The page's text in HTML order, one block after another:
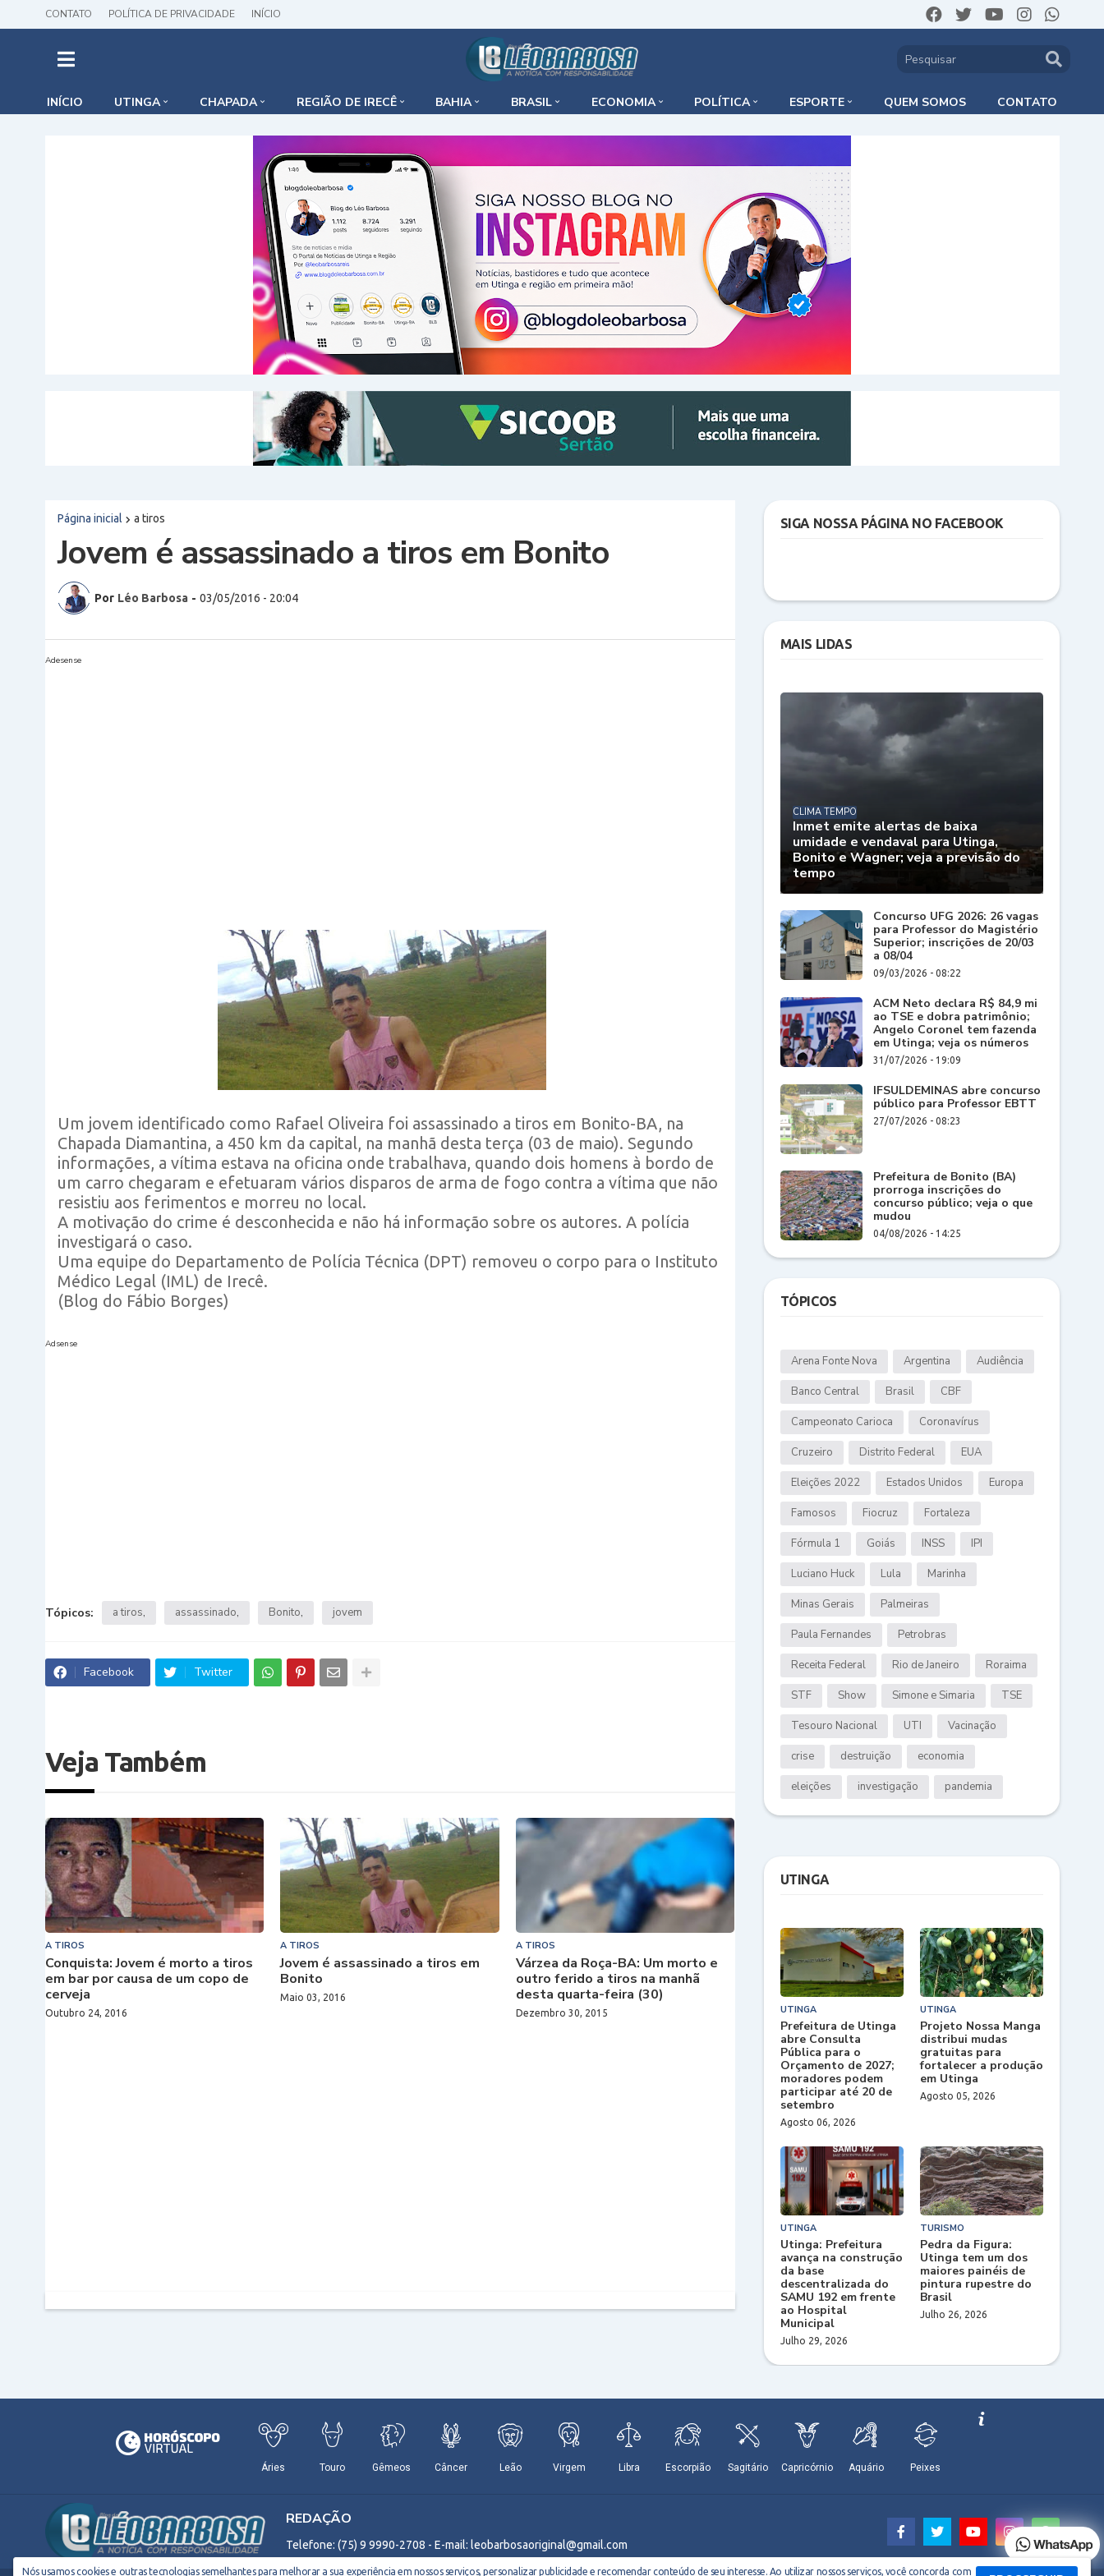
CONTATO POLÍTICA DE PRIVACIDADE INÍCIO
INÍCIO UTINGA CHAPADA REGIÃO DE IRECÊ BAHIA BRASIL ECONOMIA POLÍTICA ESPORTE QUEM SOMOS CONTATO
Página inicial a tiros
Jovem é assassinado a tiros em Bonito
Por Léo Barbosa - 03/05/2016 - 20:04
Adesense
Um jovem identificado como Rafael Oliveira foi assassinado a tiros em Bonito-BA, na
Chapada Diamantina, a 450 km da capital, na manhã desta terça (03 de maio). Segundo
informações, a vítima estava na oficina onde trabalhava, quando dois homens à bordo de
um carro chegaram e efetuaram vários disparos de arma de fogo contra a vítima que não
resistiu aos ferimentos e morreu no local.
A motivação do crime é desconhecida e não há informação sobre os autores. A polícia
investigará o caso.
Uma equipe do Departamento de Polícia Técnica (DPT) removeu o corpo para o Instituto
Médico Legal (IML) de Irecê.
(Blog do Fábio Borges)
Adsense
Tópicos: a tiros assassinado Bonito jovem
Facebook Twitter
Veja Também
A TIROS
Conquista: Jovem é morto a tiros
em bar por causa de um copo de
cerveja
Outubro 24, 2016
A TIROS
Jovem é assassinado a tiros em
Bonito
Maio 03, 2016
A TIROS
Várzea da Roça-BA: Um morto e
outro ferido a tiros na manhã
desta quarta-feira (30)
Dezembro 30, 2015
SIGA NOSSA PÁGINA NO FACEBOOK
MAIS LIDAS
CLIMA TEMPO
Inmet emite alertas de baixa
umidade e vendaval para Utinga,
Bonito e Wagner; veja a previsão do
tempo
Concurso UFG 2026: 26 vagas
para Professor do Magistério
Superior; inscrições de 20/03
a 08/04
09/03/2026 - 08:22
ACM Neto declara R$ 84,9 mi
ao TSE e dobra patrimônio;
Angelo Coronel tem fazenda
em Utinga; veja os números
31/07/2026 - 19:09
IFSULDEMINAS abre concurso
público para Professor EBTT
27/07/2026 - 08:23
Prefeitura de Bonito (BA)
prorroga inscrições do
concurso público; veja o que
mudou
04/08/2026 - 14:25
TÓPICOS
Arena Fonte Nova Argentina Audiência
Banco Central Brasil CBF
Campeonato Carioca Coronavírus
Cruzeiro Distrito Federal EUA
Eleições 2022 Estados Unidos Europa
Famosos Fiocruz Fortaleza
Fórmula 1 Goiás INSS IPI
Luciano Huck Lula Marinha
Minas Gerais Palmeiras
Paula Fernandes Petrobras
Receita Federal Rio de Janeiro Roraima
STF Show Simone e Simaria TSE
Tesouro Nacional UTI Vacinação
crise destruição economia
eleições investigação pandemia
UTINGA
UTINGA
Prefeitura de Utinga
abre Consulta
Pública para o
Orçamento de 2027;
moradores podem
participar até 20 de
setembro
Agosto 06, 2026
UTINGA
Projeto Nossa Manga
distribui mudas
gratuitas para
fortalecer a produção
em Utinga
Agosto 05, 2026
UTINGA
Utinga: Prefeitura
avança na construção
da base
descentralizada do
SAMU 192 em frente
ao Hospital
Municipal
Julho 29, 2026
TURISMO
Pedra da Figura:
Utinga tem um dos
maiores painéis de
pintura rupestre do
Brasil
Julho 26, 2026
REDAÇÃO
Telefone: (75) 9 9990-2708 - E-mail: leobarbosaoriginal@gmail.com
Nós usamos cookies e outras tecnologias semelhantes para melhorar a sua experiência em nossos serviços, personalizar publicidade e recomendar conteúdo de seu interesse. Ao utilizar nossos serviços, você concorda com